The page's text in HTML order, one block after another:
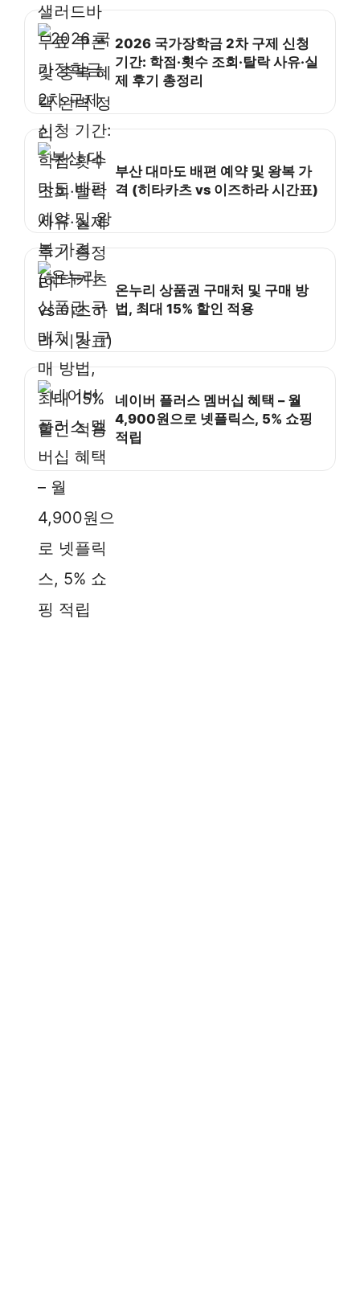
2026 국가장학금 2차 구제 신청
기간: 학점·횟수 조회·탈락 사유·실
제 후기 총정리
부산 대마도 배편 예약 및 왕복 가
격 (히타카츠 vs 이즈하라 시간표)
온누리 상품권 구매처 및 구매 방
법, 최대 15% 할인 적용
네이버 플러스 멤버십 혜택 – 월
4,900원으로 넷플릭스, 5% 쇼핑
적립